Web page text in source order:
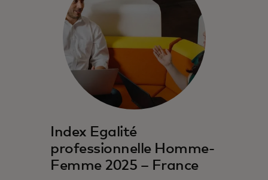
Index Egalité
professionnelle Homme-
Femme 2025 – France